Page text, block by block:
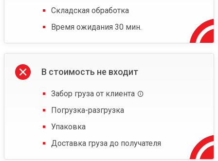
Складская обработка
Время ожидания 30 мин.
В стоимость не входит
Забор груза от клиента
Погрузка-разгрузка
Упаковка
Доставка груза до получателя